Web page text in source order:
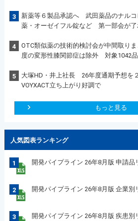
3
新薬等６製品承認へ 武田薬品のナルコ
薬・オーゼイフル錠など 第一部会が了
4
OTC類似薬の技術的検討会が中間取り
度の変形性膝関節症は除外 対象1042品
5
大塚HD・井上社長 26年度通期予想を
VOYXACT立ち上がり好調で
もっと見る
人気図表ランキング
1 開発パイプライン 26年8月版 申請品
2 開発パイプライン 26年8月版 企業別
3 開発パイプライン 26年8月版 疾患別